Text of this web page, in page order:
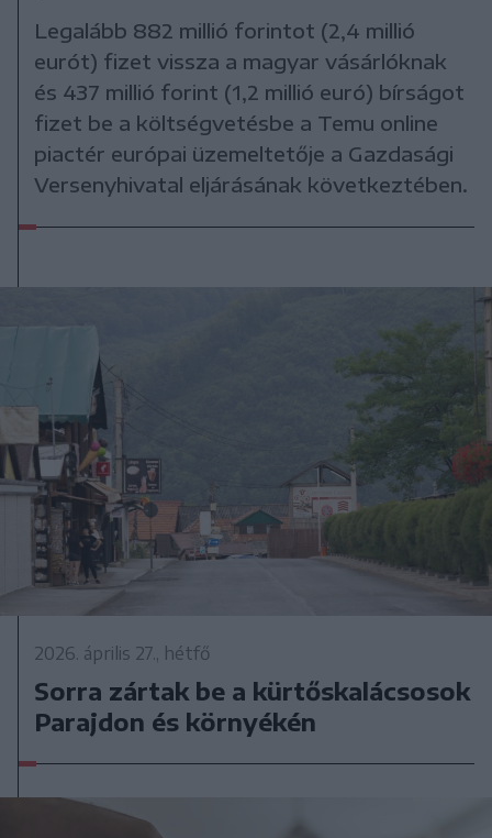
Legalább 882 millió forintot (2,4 millió
eurót) fizet vissza a magyar vásárlóknak
és 437 millió forint (1,2 millió euró) bírságot
fizet be a költségvetésbe a Temu online
piactér európai üzemeltetője a Gazdasági
Versenyhivatal eljárásának következtében.
2026. április 27., hétfő
Sorra zártak be a kürtőskalácsosok
Parajdon és környékén